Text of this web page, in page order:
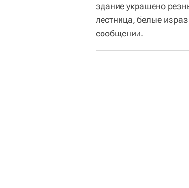
здание украшено
лестница, белые
сообщении.